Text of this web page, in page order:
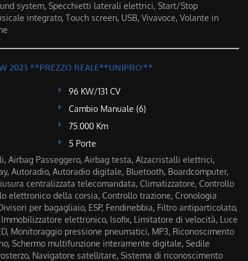
system, Specchietti laterali elettrici, Start/Stop
integrato, Touch screen, USB, Vivavoce, Volante in
2023 **PREZZO REALE**UNIPRO'**
96 KW/131 CV
Cambio Manuale (6)
75.000 Km
5 Porte
Airbag Passeggero, Airbag testa, Alzacristalli elettrici,
Autoradio, Autoradio digitale, Bluetooth, Boardcomputer,
centralizzata telecomandata, Climatizzatore, Controllo
elettronico della corsia, Controllo trazione, Cronologia
per bagagliaio, ESP, Fendinebbia, Filtro antiparticolato,
elettronico, Isofix, Limitatore di velocità, Luce
Monitoraggio pressione pneumatici, MP3, Riconoscimento
Schermo multifunzione interamente digitale, Sedile
Navigatore satellitare, Sistema di riconoscimento